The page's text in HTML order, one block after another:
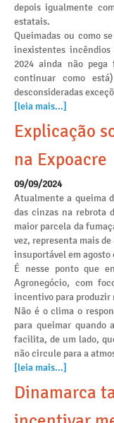
depois igualmente
estatais.
Queimadas ou como
inexistentes
2024 ainda não
continuar como
desconsideradas
[leia mais...]
Explicação
na Expoacre
09/09/2024
Atualmente a queima
das cinzas na rebrota
maior parcela da
vez, representa mais
insuportável em agosto
É nesse ponto que
Agronegócio, com
incentivo para produzir
Não é o clima o
para queimar quando
facilita, de um lado,
não circule para a
[leia mais...]
Dinamarca